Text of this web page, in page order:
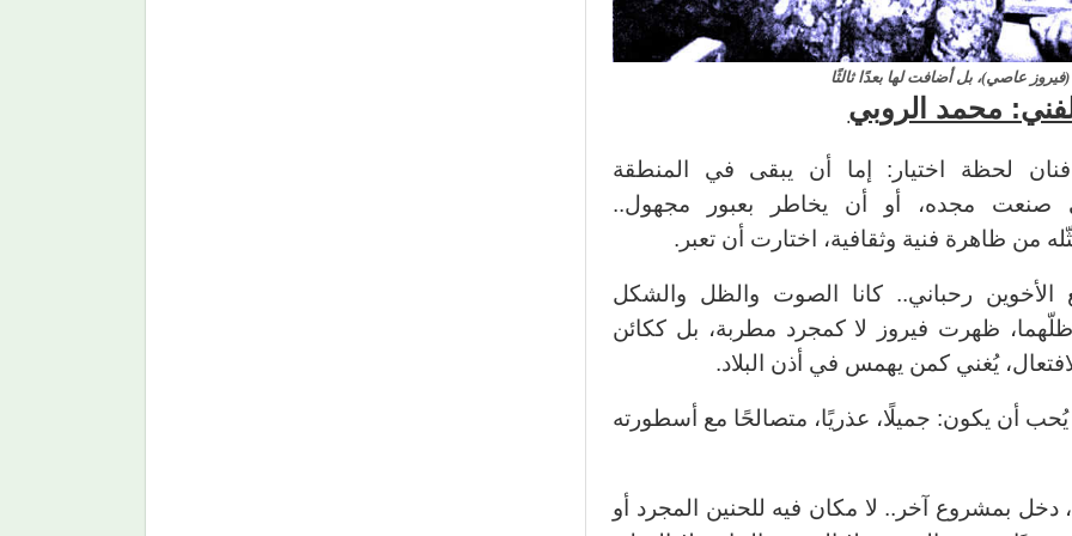
(فيروز عاصي)، بل أضافت لها بعدًا ثالثًا
محمد الروبي
لحظة اختيار: إما أن يبقى في المنطقة
صنعت مجده، أو أن يخاطر بعبور مجهول..
من ظاهرة فنية وثقافية، اختارت أن تعبر.
الأخوين رحباني.. كانا الصوت والظل والشكل
ظهرت فيروز لا كمجرد مطربة، بل ككائن
يُغني كمن يهمس في أذن البلاد.
أن يكون: جميلًا، عذريًا، متصالحًا مع أسطورته
دخل بمشروع آخر.. لا مكان فيه للحنين المجرد أو